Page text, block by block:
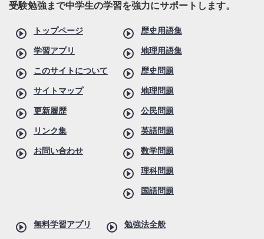
受験勉強まで中学生の学習を強力にサポートします。
トップページ
学習アプリ
このサイトについて
サイトマップ
更新履歴
リンク集
お問い合わせ
歴史用語集
地理用語集
歴史問題
地理問題
公民問題
英語問題
数学問題
理科問題
国語問題
無料学習アプリ 勉強法全般